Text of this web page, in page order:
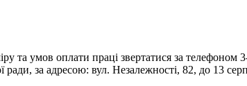
та умов оплати праці звертатися за телефоном
ради, за адресою: вул. Незалежності, 82, до 13